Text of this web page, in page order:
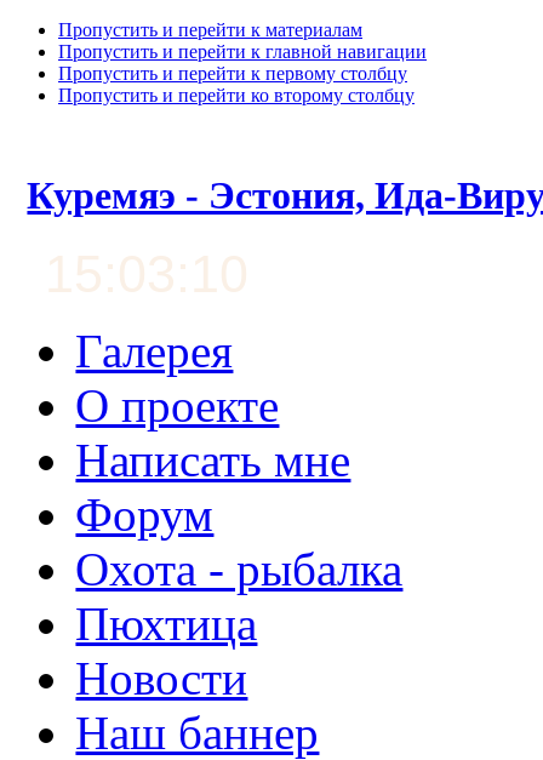
Пропустить и перейти к материалам
Пропустить и перейти к главной навигации
Пропустить и перейти к первому столбцу
Пропустить и перейти ко второму столбцу
Куремяэ - Эстония, Ида-
15:03:11
Галерея
О проекте
Написать мне
Форум
Охота - рыбалка
Пюхтица
Новости
Наш баннер